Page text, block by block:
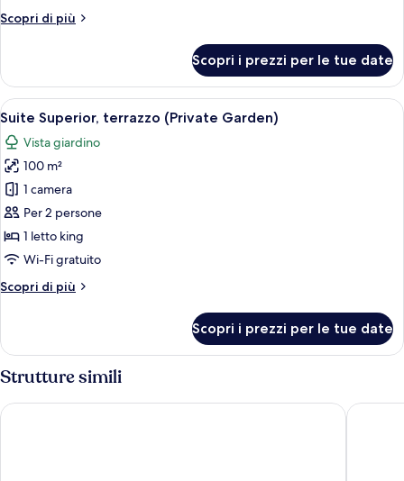
Scopri di più
Altri
Superior,
terrazzo
Scopri i prezzi per le tue date
Apri
tutte
le
foto
per
Suite
Superior,
terrazzo
(Private
Garden)
Una camera da letto con un letto
11
Suite Superior, terrazzo (Private Garden)
Vista giardino
100 m²
1 camera
Per 2 persone
1 letto king
Wi-Fi gratuito
Scopri di più
Altri
Superior,
(Private
Scopri i prezzi per le tue date
Strutture simili
Santa Ponsa - Fontenille Collection Valentin